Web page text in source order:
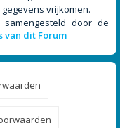
vrijkomen.
door de
van dit Forum